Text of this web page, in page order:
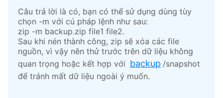
Câu trả lời là có, bạn có thể sử dụng dùng tùy
chọn -m với cú pháp lệnh như sau:
zip -m backup.zip file1 file2.​
Sau khi nén thành công, zip sẽ xóa các file
nguồn, vì vậy nên thử trước trên dữ liệu không
quan trọng hoặc kết hợp với backup /snapshot
để tránh mất dữ liệu ngoài ý muốn.